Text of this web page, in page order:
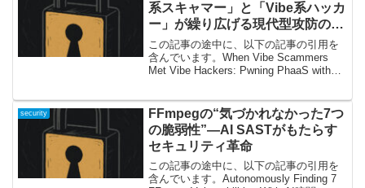
系スキャマー」と「Vibe系ハッカ
ー」が繰り広げる現代型攻防の真
実
この記事の途中に、以下の記事の引用を
含んでいます。When Vibe Scammers
Met Vibe Hackers: Pwning PhaaS with
security
FFmpegの“気づかれなかった7つ
の脆弱性”―AI SASTがもたらす
セキュリティ革命
この記事の途中に、以下の記事の引用を
含んでいます。Autonomously Finding 7